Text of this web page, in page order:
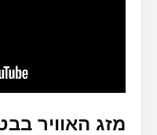
מזג האוויר